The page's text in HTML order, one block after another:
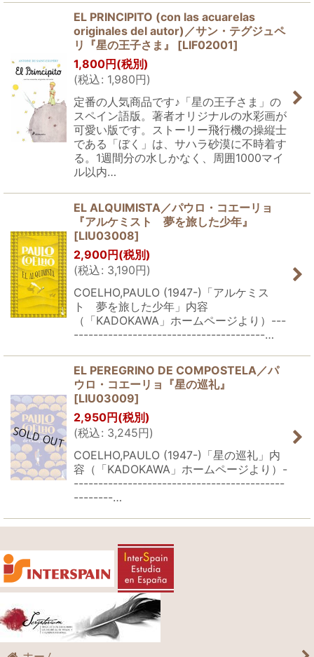
EL PRINCIPITO (con las acuarelas
originales del autor)／サン・テグジュペ
リ『星の王子さま』
[LIF02001]
1,800円 (税別)
(税込: 1,980円)
定番の人気商品です♪「星の王子さま」の
スペイン語版。著者オリジナルの水彩画が
可愛い版です。ストーリー飛行機の操縦士
である「ぼく」は、サハラ砂漠に不時着す
る。1週間分の水しかなく、周囲1000マイ
ル以内…
EL ALQUIMISTA／パウロ・コエーリョ
『アルケミスト 夢を旅した少年』
[LIU03008]
2,900円 (税別)
(税込: 3,190円)
COELHO,PAULO (1947-)「アルケミス
ト 夢を旅した少年」内容
（「KADOKAWA」ホームページより）---
---------------------------------------…
EL PEREGRINO DE COMPOSTELA／パ
ウロ・コエーリョ『星の巡礼』
[LIU03009]
2,950円 (税別)
(税込: 3,245円)
COELHO,PAULO (1947-)「星の巡礼」内
容（「KADOKAWA」ホームページより）-
-------------------------------------------
--------…